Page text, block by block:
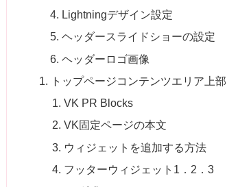
Lightningデザイン設定
ヘッダースライドショーの設定
ヘッダーロゴ画像
トップページコンテンツエリア上部
VK PR Blocks
VK固定ページの本文
ウィジェットを追加する方法
フッターウィジェット1．2．3